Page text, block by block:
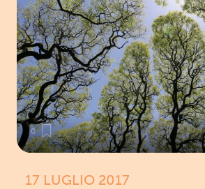
0
17 LUGLIO 2017